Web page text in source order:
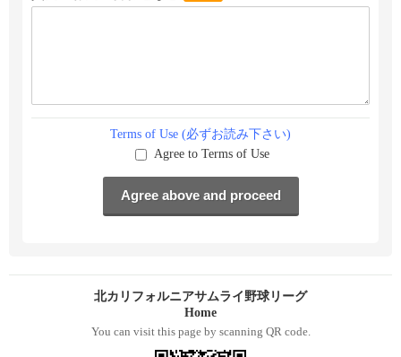
Terms of Use (必ずお読み下さい)
Agree to Terms of Use
北カリフォルニアサムライ野球リーグ
Home
You can visit this page by scanning QR code.